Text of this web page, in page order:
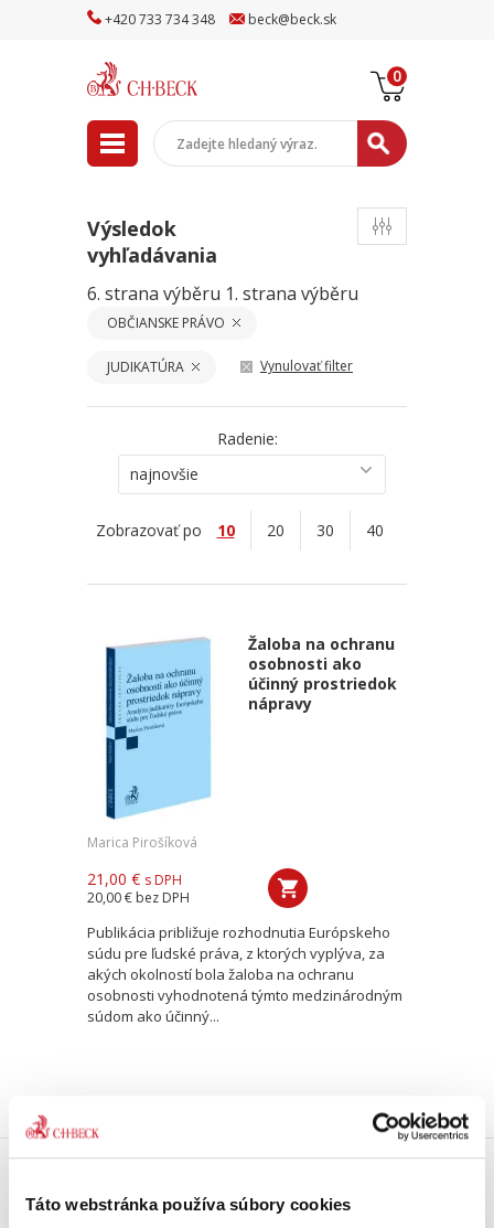
Táto webstránka používa súbory cookies
+420733 734348 beck@beck.sk
0
Výsledok
vyhľadávania
6. strana výběru 1. strana výběru
OBČIANSKE PRÁVO
JUDIKATÚRA Vynulovať filter
Radenie:
najnovšie
Zobrazovať po 10 20 30 40
Žaloba na ochranu
osobnosti ako
účinný prostriedok
nápravy
Marica Pirošíková
21,00 € s DPH
20,00 € bez DPH
Publikácia približuje rozhodnutia Európskeho
súdu pre ľudské práva, z ktorých vyplýva, za
akých okolností bola žaloba na ochranu
osobnosti vyhodnotená týmto medzinárodným
súdom ako účinný...
Doprava zdarma